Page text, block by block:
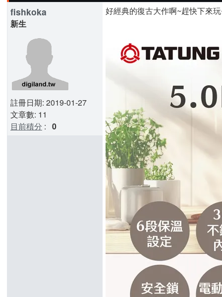
fishkoka
新生
註冊日期: 2019-01-27
文章數: 11
目前積分 : 0
好經典的復古大作啊~趕快下來